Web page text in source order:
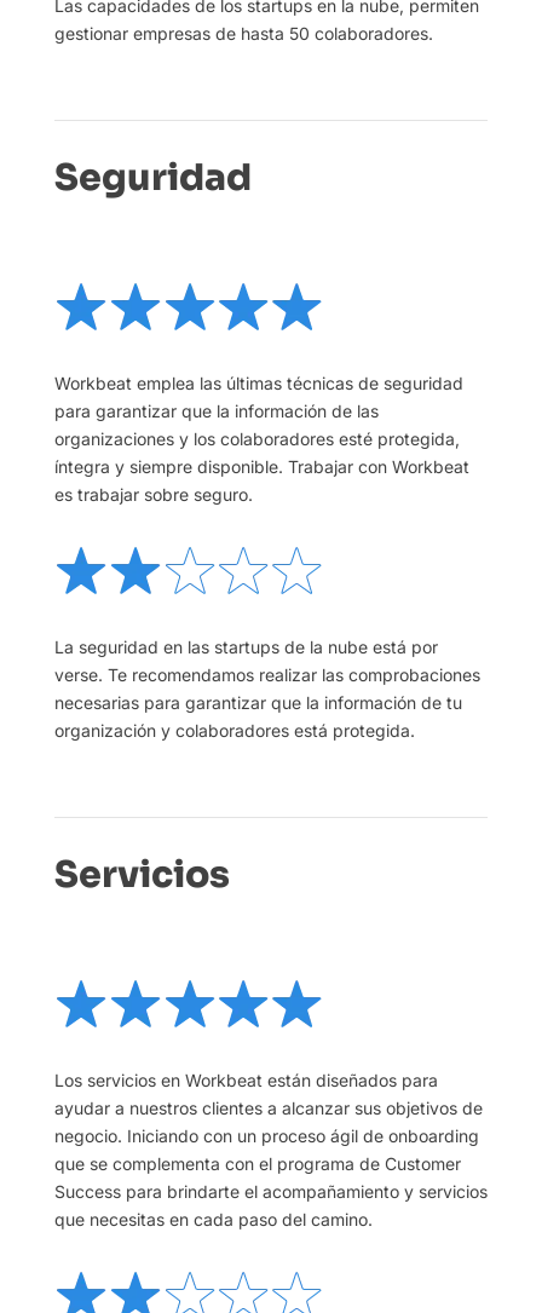
Las capacidades de los startups en la nube, permiten
gestionar empresas de hasta 50 colaboradores.
Seguridad
Workbeat emplea las últimas técnicas de seguridad
para garantizar que la información de las
organizaciones y los colaboradores esté protegida,
íntegra y siempre disponible. Trabajar con Workbeat
es trabajar sobre seguro.
La seguridad en las startups de la nube está por
verse. Te recomendamos realizar las comprobaciones
necesarias para garantizar que la información de tu
organización y colaboradores está protegida.
Servicios
Los servicios en Workbeat están diseñados para
ayudar a nuestros clientes a alcanzar sus objetivos de
negocio. Iniciando con un proceso ágil de onboarding
que se complementa con el programa de Customer
Success para brindarte el acompañamiento y servicios
que necesitas en cada paso del camino.